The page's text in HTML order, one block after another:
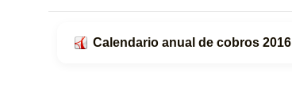
Calendario anual de cobros 2016